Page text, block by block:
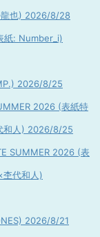
龍也) 2026/8/28
紙: Number_i)
2026/8/25
2026 (表紙特
和人) 2026/8/25
SUMMER 2026 (表
杢代和人)
2026/8/21